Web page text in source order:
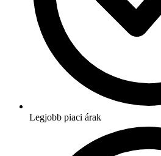
Legjobb piaci árak